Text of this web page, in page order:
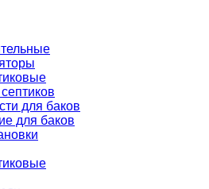
для баков
для баков